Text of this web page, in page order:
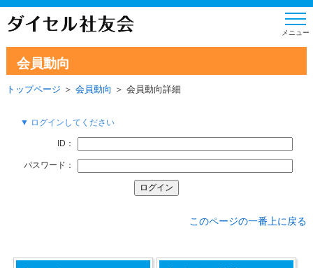
会員動向
トップページ ＞ 会員動向 ＞ 会員動向詳細
▼ ログインしてください
ID：
パスワード：
このページの一番上に戻る